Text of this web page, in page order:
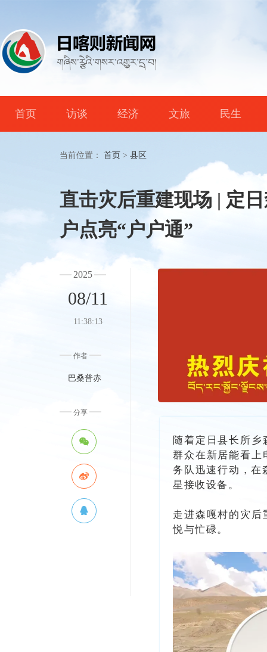
首页 访谈 经济 文旅 民生
当前位置： 首页 > 县区
直击灾后重建现场 | 定
户点亮“户户通”
2025
08/11
11:38:13
作者
巴桑普赤
分享
随着定日县长所
群众在新居能看上
务队迅速行动，在
星接收设备。
走进森嘎村的灾
悦与忙碌。